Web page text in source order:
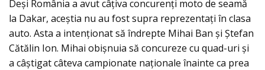
Deși România a avut câțiva concurenți moto de seamă
la Dakar, aceștia nu au fost supra reprezentați în clasa
auto. Asta a intenționat să îndrepte Mihai Ban şi Ştefan
Cătălin Ion. Mihai obișnuia să concureze cu quad-uri și
a câștigat câteva campionate naționale înainte ca prea